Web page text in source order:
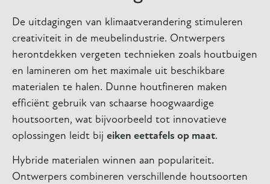
De uitdagingen van klimaatverandering stimuleren
creativiteit in de meubelindustrie. Ontwerpers
herontdekken vergeten technieken zoals houtbuigen
en lamineren om het maximale uit beschikbare
materialen te halen. Dunne houtfineren maken
efficiënt gebruik van schaarse hoogwaardige
houtsoorten, wat bijvoorbeeld tot innovatieve
oplossingen leidt bij eiken eettafels op maat.
Hybride materialen winnen aan populariteit.
Ontwerpers combineren verschillende houtsoorten